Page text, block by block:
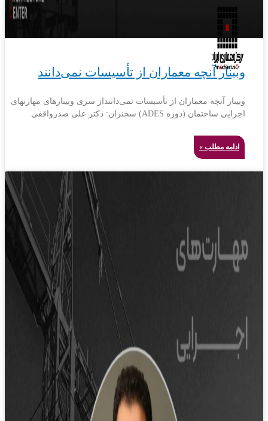
وبینار آنچه معماران از تأسیسات نمی‌دانند
وبینار آنچه معماران از تأسیسات نمی‌داننداز سری وبینارهای مهارتهای
اجرایی ساختمان (دوره ADES) سخنران: دکتر علی صدرواقفی
ادامه مطلب »